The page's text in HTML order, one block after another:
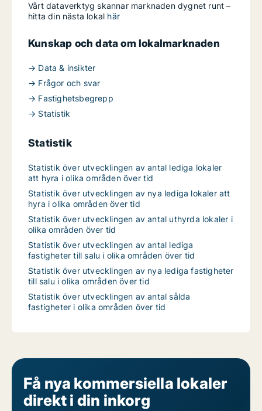
Vårt dataverktyg skannar marknaden dygnet runt –
hitta din nästa lokal här
Kunskap och data om lokalmarknaden
→ Data & insikter
→ Frågor och svar
→ Fastighetsbegrepp
→ Statistik
Statistik
Statistik över utvecklingen av antal lediga lokaler
att hyra i olika områden över tid
Statistik över utvecklingen av nya lediga lokaler att
hyra i olika områden över tid
Statistik över utvecklingen av antal uthyrda lokaler i
olika områden över tid
Statistik över utvecklingen av antal lediga
fastigheter till salu i olika områden över tid
Statistik över utvecklingen av nya lediga fastigheter
till salu i olika områden över tid
Statistik över utvecklingen av antal sålda
fastigheter i olika områden över tid
Få nya kommersiella lokaler
direkt i din inkorg